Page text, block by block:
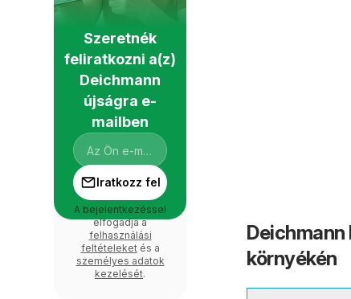
Deichmann
környékén
Szeretnék
feliratkozni a(z)
Deichmann
újságra e-
mailben
Iratkozz fel
A bejelentkezéssel
elfogadja a
felhasználási
feltételeketés a
személyes adatok
kezelését.